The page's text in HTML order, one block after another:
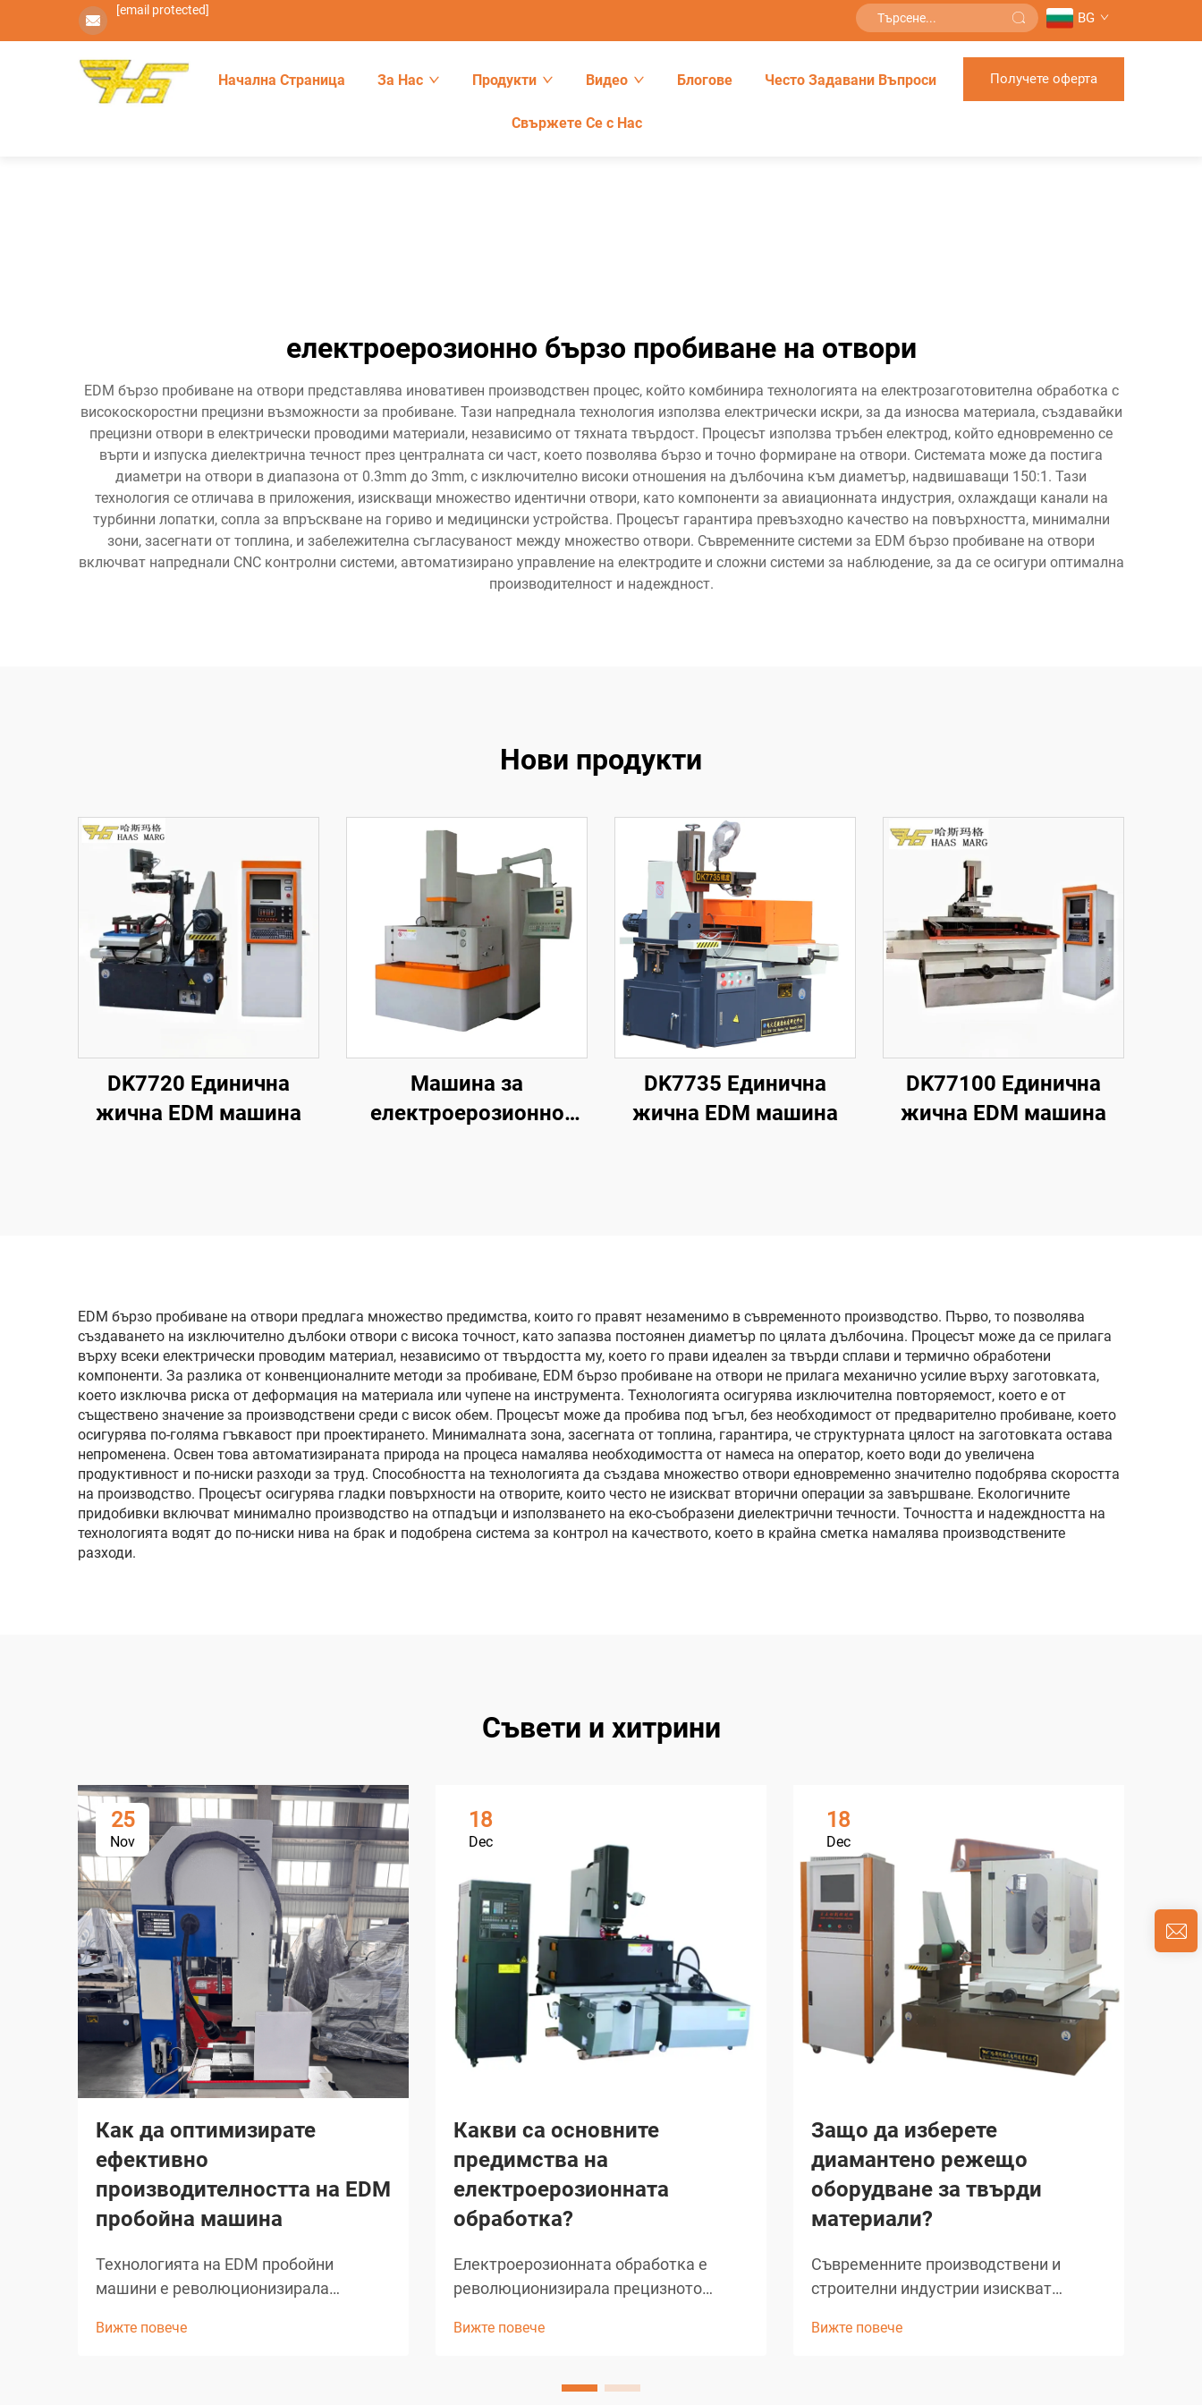
[email protected] BG
Начална Страница За Нас Продукти Видео Блогове Често Задавани Въпроси
Свържете Се с Нас
Получете оферта
електроерозионно бързо пробиване на отвори
EDM бързо пробиване на отвори представлява иновативен производствен процес, който комбинира технологията на електрозаготовителна обработка с
високоскоростни прецизни възможности за пробиване. Тази напреднала технология използва електрически искри, за да износва материала, създавайки
прецизни отвори в електрически проводими материали, независимо от тяхната твърдост. Процесът използва тръбен електрод, който едновременно се
върти и изпуска диелектрична течност през централната си част, което позволява бързо и точно формиране на отвори. Системата може да постига
диаметри на отвори в диапазона от 0.3mm до 3mm, с изключително високи отношения на дълбочина към диаметър, надвишаващи 150:1. Тази
технология се отличава в приложения, изискващи множество идентични отвори, като компоненти за авиационната индустрия, охлаждащи канали на
турбинни лопатки, сопла за впръскване на гориво и медицински устройства. Процесът гарантира превъзходно качество на повърхността, минимални
зони, засегнати от топлина, и забележителна съгласуваност между множество отвори. Съвременните системи за EDM бързо пробиване на отвори
включват напреднали CNC контролни системи, автоматизирано управление на електродите и сложни системи за наблюдение, за да се осигури оптимална
производителност и надеждност.
Нови продукти
DK7720 Единична
жична EDM машина
Машина за
електроерозионно
DK7735 Единична
жична EDM машина
DK77100 Единична
жична EDM машина
EDM бързо пробиване на отвори предлага множество предимства, които го правят незаменимо в съвременното производство. Първо, то позволява
създаването на изключително дълбоки отвори с висока точност, като запазва постоянен диаметър по цялата дълбочина. Процесът може да се прилага
върху всеки електрически проводим материал, независимо от твърдостта му, което го прави идеален за твърди сплави и термично обработени
компоненти. За разлика от конвенционалните методи за пробиване, EDM бързо пробиване на отвори не прилага механично усилие върху заготовката,
което изключва риска от деформация на материала или чупене на инструмента. Технологията осигурява изключителна повторяемост, което е от
съществено значение за производствени среди с висок обем. Процесът може да пробива под ъгъл, без необходимост от предварително пробиване, което
осигурява по-голяма гъвкавост при проектирането. Минималната зона, засегната от топлина, гарантира, че структурната цялост на заготовката остава
непроменена. Освен това автоматизираната природа на процеса намалява необходимостта от намеса на оператор, което води до увеличена
продуктивност и по-ниски разходи за труд. Способността на технологията да създава множество отвори едновременно значително подобрява скоростта
на производство. Процесът осигурява гладки повърхности на отворите, които често не изискват вторични операции за завършване. Екологичните
придобивки включват минимално производство на отпадъци и използването на еко-съобразени диелектрични течности. Точността и надеждността на
технологията водят до по-ниски нива на брак и подобрена система за контрол на качеството, което в крайна сметка намалява производствените
разходи.
Съвети и хитрини
25
Nov
Как да оптимизирате
ефективно
производителността на EDM
пробойна машина
Технологията на EDM пробойни
машини е революционизирала
изискващи възможности за пробиване
Вижте повече
18
Dec
Какви са основните
предимства на
електроерозионната
обработка?
Електроерозионната обработка е
революционизирала прецизното
предлага безпрецедентни
геометрии и детайли. Този напреднал
Вижте повече
18
Dec
Защо да изберете
диамантено режещо
оборудване за твърди
материали?
Съвременните производствени и
строителни индустрии изискват
да обработват най-твърдите
Вижте повече